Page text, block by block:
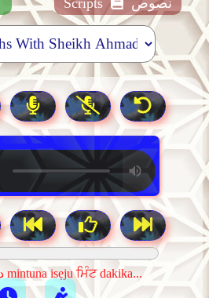
Scripts نصوص
...minutes دقيقةً mintuna isẹju ਮਿੰਟ dakika...